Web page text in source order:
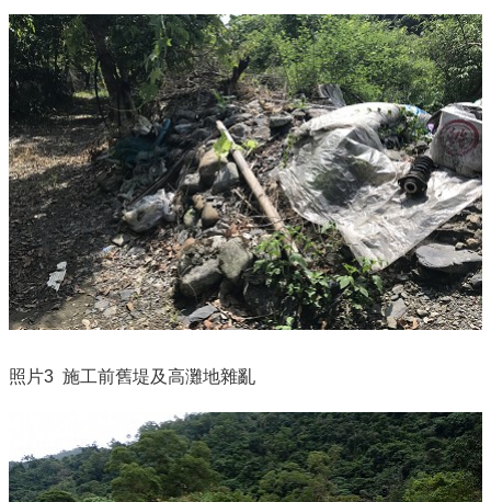
照片3 施工前舊堤及高灘地雜亂